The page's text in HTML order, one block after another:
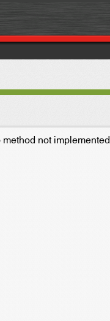
not implemented